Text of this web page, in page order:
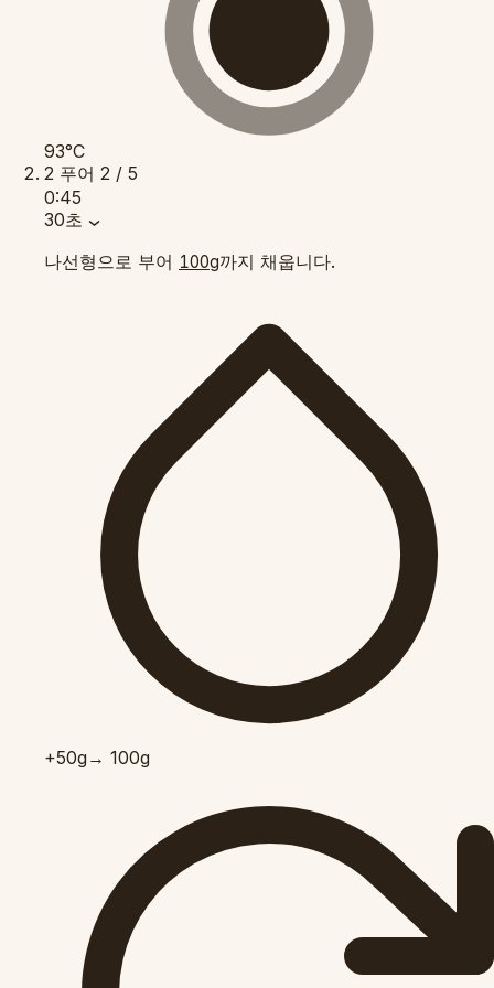
93°C
2 푸어 2 / 5
0:45
30초
나선형으로 부어 100g까지 채웁니다.
+50g→ 100g